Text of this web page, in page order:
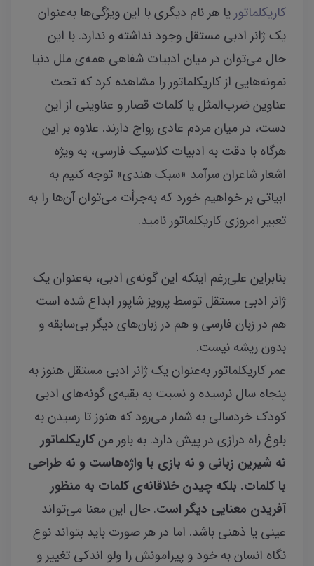
کاریکلماتور یا هر نام دیگری با این ویژگی‌ها به‌عنوان
یک ژانر ادبی مستقل وجود نداشته و ندارد. با این
حال می‌توان در میان ادبیات شفاهی همه‌ی ملل دنیا
نمونه‌هایی از کاریکلماتور را مشاهده کرد که تحت
عناوین ضرب‌المثل یا کلمات قصار و عناوینی از این
دست، در میان مردم عادی رواج دارند. علاوه بر این
هرگاه با دقت به ادبیات کلاسیک فارسی، به ویژه
اشعار شاعران سرآمد «سبک هندی» توجه کنیم به
ابیاتی بر خواهیم خورد که به‌جرأت می‌توان آن‌ها را به
تعبیر امروزی کاریکلماتور نامید.
بنابراین علی‌رغم اینکه این گونه‌ی ادبی، به‌عنوان یک
ژانر ادبی مستقل توسط پرویز شاپور ابداع شده است
هم در زبان فارسی و هم در زبان‌های دیگر بی‌سابقه و
بدون ریشه نیست.
عمر کاریکلماتور به‌عنوان یک ژانر ادبی مستقل هنوز به
پنجاه سال نرسیده و نسبت به بقیه‌ی گونه‌های ادبی
کودک خردسالی به شمار می‌رود که هنوز تا رسیدن به
بلوغ راه درازی در پیش دارد. به باور منکاریکلماتور
نه شیرین زبانی و نه بازی با واژه‌هاست و نه طراحی
با کلمات. بلکه چیدن خلاقانه‌ی کلمات به منظور
آفریدن معنایی دیگر است. حال این معنا می‌تواند
عینی یا ذهنی باشد. اما در هر صورت باید بتواند نوع
نگاه انسان به خود و پیرامونش را ولو اندکی تغییر و